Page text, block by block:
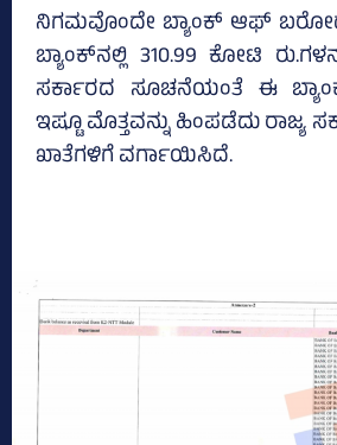
ನಿಗಮವೊಂದೇ ಬ್ಯಾಂಕ್‌ ಆಫ್‌
ಬ್ಯಾಂಕ್‌ನಲ್ಲಿ 310.99 ಕೋಟಿ
ಸರ್ಕಾರದ ಸೂಚನೆಯಂತೆ ಈ
ಇಷ್ಟೂ ಮೊತ್ತವನ್ನು ಹಿಂಪಡೆದು ರಾಜ್ಯ
ಖಾತೆಗಳಿಗೆ ವರ್ಗಾಯಿಸಿದೆ.